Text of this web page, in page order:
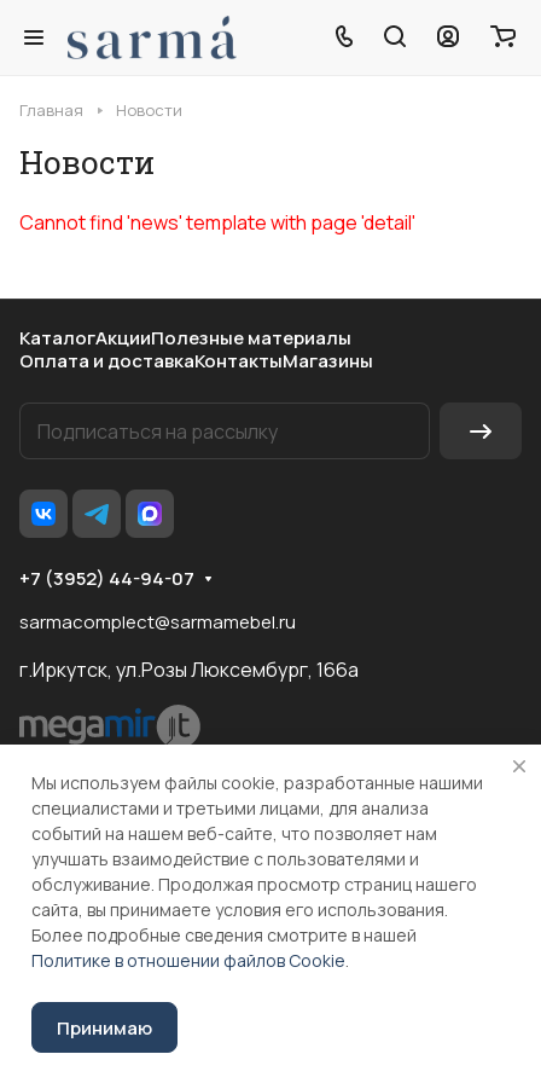
Главная Новости
Новости
Cannot find 'news' template with page 'detail'
КаталогАкцииПолезные материалы
Оплата и доставкаКонтактыМагазины
+7 (3952) 44-94-07
sarmacomplect@sarmamebel.ru
г.Иркутск, ул.Розы Люксембург, 166а
и продвижение сайта
© 2026 ООО "МКС" ИНН 3810055324 ОГРН 1083810004860
Соглашение на обработку персональных данных
Мы используем файлы cookie, разработанные нашими
специалистами и третьими лицами, для анализа
событий на нашем веб-сайте, что позволяет нам
улучшать взаимодействие с пользователями и
обслуживание. Продолжая просмотр страниц нашего
сайта, вы принимаете условия его использования.
Более подробные сведения смотрите в нашей
Политике в отношении файлов Cookie.
Принимаю